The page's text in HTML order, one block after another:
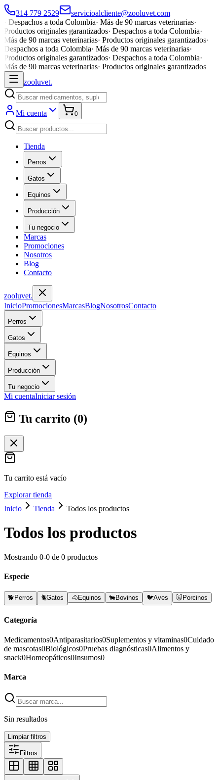
314 779 2529
servicioalcliente@zooluvet.com
Despachos a toda Colombia· Más de 90 marcas veterinarias·
Productos originales garantizados· Despachos a toda Colombia·
Más de 90 marcas veterinarias· Productos originales garantizados·
Despachos a toda Colombia· Más de 90 marcas veterinarias·
Productos originales garantizados· Despachos a toda Colombia·
Más de 90 marcas veterinarias· Productos originales garantizados
zooluvet.
Mi cuenta 0
Tienda
Perros
Gatos
Equinos
Producción
Tu negocio
Marcas
Promociones
Nosotros
Blog
Contacto
zooluvet.
InicioPromocionesMarcasBlogNosotrosContacto
Perros
Gatos
Equinos
Producción
Tu negocio
Mi cuentaIniciar sesión
Tu carrito (0)
Tu carrito está vacío
Explorar tienda
Inicio
Tienda Todos los productos
Todos los productos
Mostrando 0-0 de 0 productos
Especie
🐕 Perros 🐈Gatos 🐴Equinos 🐄Bovinos 🐦Aves 🐷 Porcinos
Categoría
Medicamentos0Antiparasitarios0Suplementos y vitaminas0Cuidado
de mascotas0Biológicos0Pruebas diagnósticas0Alimentos y
snack0Homeopáticos0Insumos0
Marca
Sin resultados
Limpiar filtros
Filtros